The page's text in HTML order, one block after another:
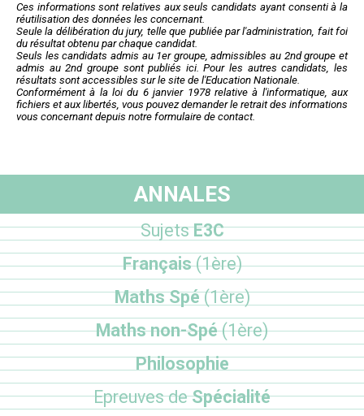
Ces informations sont relatives aux seuls candidats ayant consenti à la
réutilisation des données les concernant.
Seule la délibération du jury, telle que publiée par l'administration, fait foi
du résultat obtenu par chaque candidat.
Seuls les candidats admis au 1er groupe, admissibles au 2nd groupe et
admis au 2nd groupe sont publiés ici. Pour les autres candidats, les
résultats sont accessibles sur le site de l'Education Nationale.
Conformément à la loi du 6 janvier 1978 relative à l'informatique, aux
fichiers et aux libertés, vous pouvez demander le retrait des informations
vous concernant depuis notre formulaire de contact.
ANNALES
SujetsE3C
Français(1ère)
Maths Spé(1ère)
Maths non-Spé(1ère)
Philosophie
Epreuves deSpécialité